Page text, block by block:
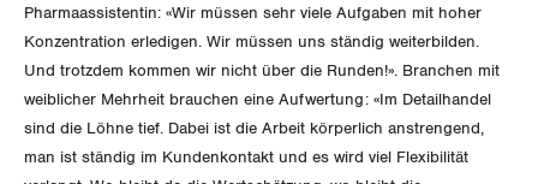
Pharmaassistentin: «Wir müssen sehr viele Aufgaben mit hoher
Konzentration erledigen. Wir müssen uns ständig weiterbilden.
Und trotzdem kommen wir nicht über die Runden!». Branchen mit
weiblicher Mehrheit brauchen eine Aufwertung: «Im Detailhandel
sind die Löhne tief. Dabei ist die Arbeit körperlich anstrengend,
man ist ständig im Kundenkontakt und es wird viel Flexibilität